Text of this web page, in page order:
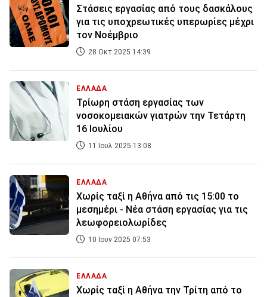
Στάσεις εργασίας από τους δασκάλους
για τις υποχρεωτικές υπερωρίες μέχρι
τον Νοέμβριο
28 Οκτ 2025 14:39
ΕΛΛΑΔΑ
Τρίωρη στάση εργασίας των
νοσοκομειακών γιατρών την Τετάρτη
16 Ιουλίου
11 Ιουλ 2025 13:08
ΕΛΛΑΔΑ
Χωρίς ταξί η Αθήνα από τις 15:00 το
μεσημέρι - Νέα στάση εργασίας για τις
λεωφορειολωρίδες
10 Ιουν 2025 07:53
ΕΛΛΑΔΑ
Χωρίς ταξί η Αθήνα την Τρίτη από το